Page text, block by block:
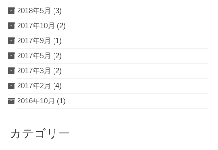
2018年5月 (3)
2017年10月 (2)
2017年9月 (1)
2017年5月 (2)
2017年3月 (2)
2017年2月 (4)
2016年10月 (1)
カテゴリー